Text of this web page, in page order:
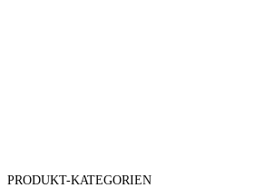
PRODUKT-KATEGORIEN